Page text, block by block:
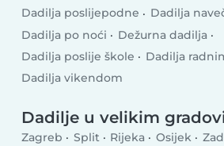
Dadilja poslijepodne
Dadilja
Dadilja po noći
Dežurna dadilja
Dadilja poslije škole
Dadilja
Dadilja vikendom
Dadilje u velikim
Zagreb Split Rijeka Osijek